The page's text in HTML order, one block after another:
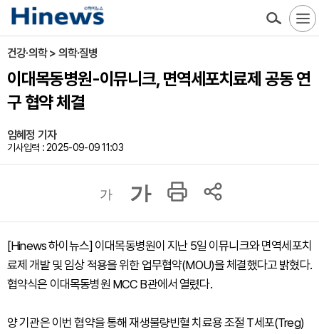
건강·의학 > 의학·질병
이대목동병원-이뮤니크, 면역세포치료제 공동 연
구 협약 체결
임혜정 기자
기사입력 : 2025-09-09 11:03
가 가
[Hinews 하이뉴스] 이대목동병원이 지난 5일 이뮤니크와 면역세포치
료제 개발 및 임상 적용을 위한 업무협약(MOU)을 체결했다고 밝혔다.
협약식은 이대목동병원 MCC B관에서 열렸다.
양 기관은 이번 협약을 통해 재생불량빈혈 치료용 조절 T세포(Treg)